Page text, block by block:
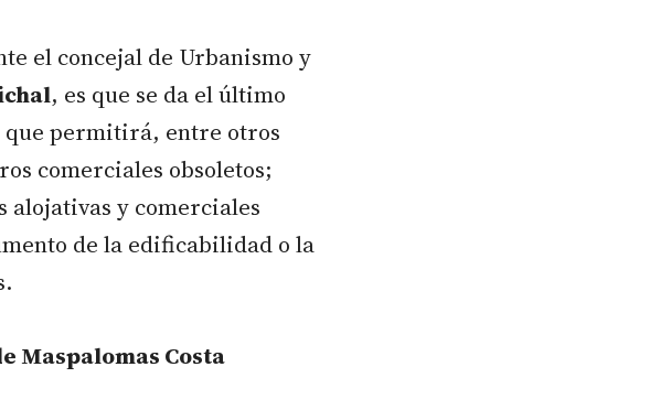
el concejal de Urbanismo y
, es que se da el último
que permitirá, entre otros
comerciales obsoletos;
y comerciales
de la edificabilidad o la
Maspalomas Costa